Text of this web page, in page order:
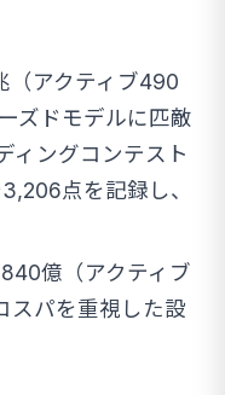
（アクティブ490
ズドモデルに匹敵
ィングコンテスト
点を記録し、
億（アクティブ
スパを重視した設